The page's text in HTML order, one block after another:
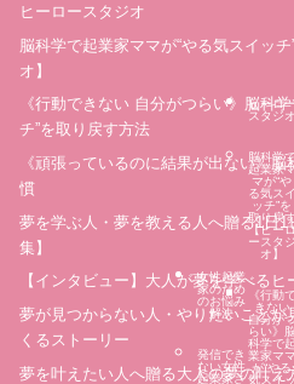
ヒーロースタジオ
脳科学で起業家ママが“やる気スイッ
オ】
《行動できない 自分がつらい》脳科
チ”を取り戻す方法
《頑張っているのに結果が出ない》
慣
夢を学ぶ人・夢を教える人へ贈る1日
集】
【インタビュー】大人が夢を学べるヒ
夢が見つからない人・やりたいこと
くるストーリー
夢を叶えたい人へ贈る大人の夢の叶え
女性起業
家のため
のお悩み
解決
発信でき
ない女性
起業家さ
ヒーロ
スタジオ
脳科学
起業家
マが“や
る気スイ
ッチ”を
取り戻
【ヒー
ースタジ
オ】
《行動
きない
自分が
らい》
科学で起
業家ママ
が“やる
気スイ